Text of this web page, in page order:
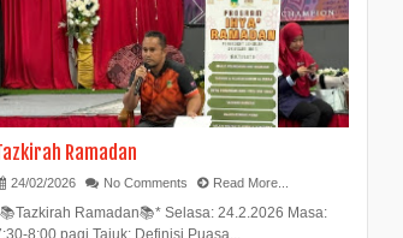
Ramadan
24/02/2026 No Comments Read More...
Ramadan📚* Selasa: 24.2.2026 Masa:
8:00 pagi Tajuk: Definisi Puasa...